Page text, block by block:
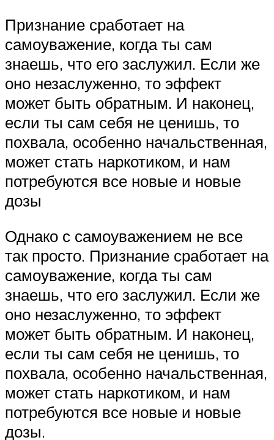
Признание сработает на
самоуважение, когда ты сам
знаешь, что его заслужил. Если же
оно незаслуженно, то эффект
может быть обратным. И наконец,
если ты сам себя не ценишь, то
похвала, особенно начальственная,
может стать наркотиком, и нам
потребуются все новые и новые
дозы
Однако с самоуважением не все
так просто. Признание сработает на
самоуважение, когда ты сам
знаешь, что его заслужил. Если же
оно незаслуженно, то эффект
может быть обратным. И наконец,
если ты сам себя не ценишь, то
похвала, особенно начальственная,
может стать наркотиком, и нам
потребуются все новые и новые
дозы.